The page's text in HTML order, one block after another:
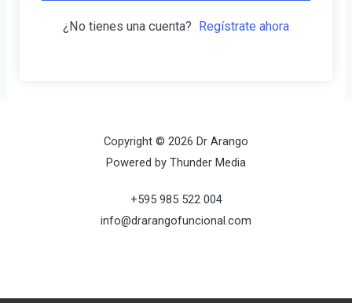
¿No tienes una cuenta? Regístrate ahora
Copyright © 2026 Dr Arango
Powered by Thunder Media
+595 985 522 004
info@drarangofuncional.com